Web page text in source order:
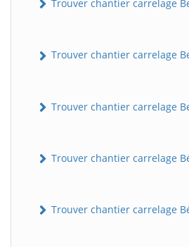
Trouver chantier carrelage
Trouver chantier carrelage
Trouver chantier carrelage
Trouver chantier carrelage
Trouver chantier carrelage